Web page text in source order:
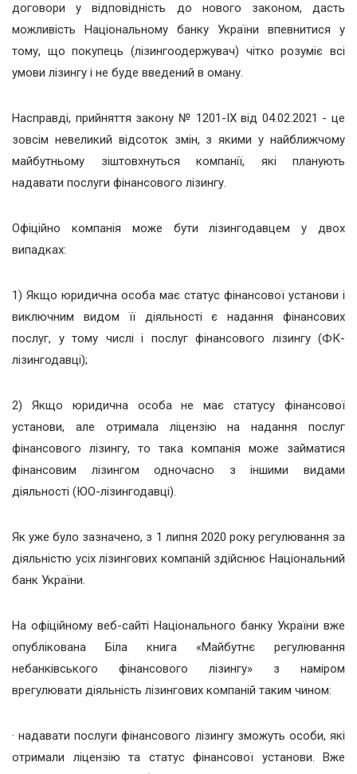
договори у відповідність до нового законом, дасть
можливість Національному банку України впевнитися у
тому, що покупець (лізингоодержувач) чітко розуміє всі
умови лізингу і не буде введений в оману.
Насправді, прийняття закону № 1201-ІХ від 04.02.2021 - це
зовсім невеликий відcоток змін, з якими у найближчому
майбутньому зіштовхнуться компанії, які планують
надавати послуги фінансового лізингу.
Офіційно компанія може бути лізингодавцем у двох
випадках:
1) Якщо юридична особа має статус фінансової установи і
виключним видом її діяльності є надання фінансових
послуг, у тому числі і послуг фінансового лізингу (ФК-
лізингодавці);
2) Якщо юридична особа не має статусу фінансової
установи, але отримала ліцензію на надання послуг
фінансового лізингу, то така компанія може займатися
фінансовим лізингом одночасно з іншими видами
діяльності (ЮО-лізингодавці).
Як уже було зазначено, з 1 липня 2020 року регулювання за
діяльністю усіх лізингових компаній здійснює Національний
банк України.
На офіційному веб-сайті Національного банку України вже
опублікована Біла книга «Майбутнє регулювання
небанківського фінансового лізингу» з наміром
врегулювати діяльність лізингових компаній таким чином:
· надавати послуги фінансового лізингу зможуть особи, які
отримали ліцензію та статус фінансової установи. Вже